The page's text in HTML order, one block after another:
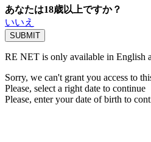
あなたは18歳以上ですか？
いいえ
RE NET is only available in English
Sorry, we can't grant you access to
Please, select a right date to continue
Please, enter your date of birth to